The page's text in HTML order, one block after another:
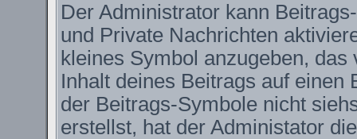
Der Administrator kann
und Private Nachrichten
kleines Symbol anzugeben,
Inhalt deines Beitrags auf
der Beitrags-Symbole nicht
erstellst, hat der Administator